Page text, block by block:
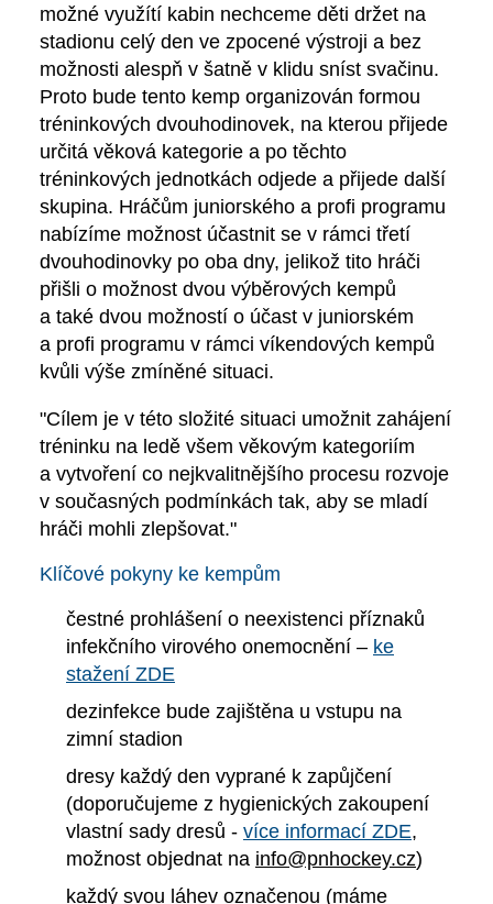
možné využítí kabin nechceme děti držet na
stadionu celý den ve zpocené výstroji a bez
možnosti alespň v šatně v klidu sníst svačinu.
Proto bude tento kemp organizován formou
tréninkových dvouhodinovek, na kterou přijede
určitá věková kategorie a po těchto
tréninkových jednotkách odjede a přijede další
skupina. Hráčům juniorského a profi programu
nabízíme možnost účastnit se v rámci třetí
dvouhodinovky po oba dny, jelikož tito hráči
přišli o možnost dvou výběrových kempů
a také dvou možností o účast v juniorském
a profi programu v rámci víkendových kempů
kvůli výše zmíněné situaci.
"Cílem je v této složité situaci umožnit zahájení
tréninku na ledě všem věkovým kategoriím
a vytvoření co nejkvalitnějšího procesu rozvoje
v současných podmínkách tak, aby se mladí
hráči mohli zlepšovat."
Klíčové pokyny ke kempům
čestné prohlášení o neexistenci příznaků
infekčního virového onemocnění – ke
stažení ZDE
dezinfekce bude zajištěna u vstupu na
zimní stadion
dresy každý den vyprané k zapůjčení
(doporučujeme z hygienických zakoupení
vlastní sady dresů - více informací ZDE,
možnost objednat na info@pnhockey.cz)
každý svou láhev označenou (máme